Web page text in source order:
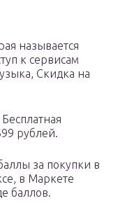
называется
к сервисам
Скидка на
рублей.
за покупки в
в Маркете
баллов.